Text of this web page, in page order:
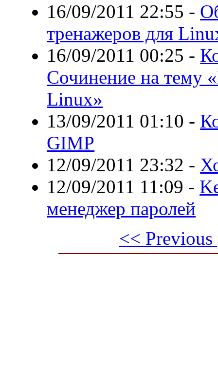
16/09/2011 22:55 -
тренажеров для
16/09/2011 00:25 -
Сочинение на тему
Linux»
13/09/2011 01:10 -
GIMP
12/09/2011 23:32 -
12/09/2011 11:09 -
менеджер паролей
<< Previous